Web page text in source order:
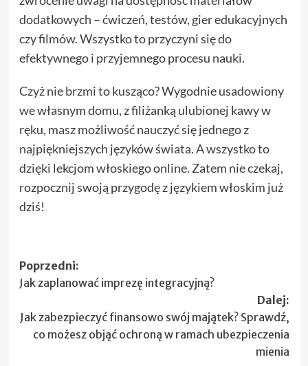
dodatkowych – ćwiczeń, testów, gier edukacyjnych
czy filmów. Wszystko to przyczyni się do
efektywnego i przyjemnego procesu nauki.
Czyż nie brzmi to kusząco? Wygodnie usadowiony
we własnym domu, z filiżanką ulubionej kawy w
ręku, masz możliwość nauczyć się jednego z
najpiękniejszych języków świata. A wszystko to
dzięki lekcjom włoskiego online. Zatem nie czekaj,
rozpocznij swoją przygodę z językiem włoskim już
dziś!
Zobacz
wpisy
Poprzedni:
Jak zaplanować imprezę integracyjną?
Dalej:
Jak zabezpieczyć finansowo swój majątek? Sprawdź,
co możesz objąć ochroną w ramach ubezpieczenia
mienia